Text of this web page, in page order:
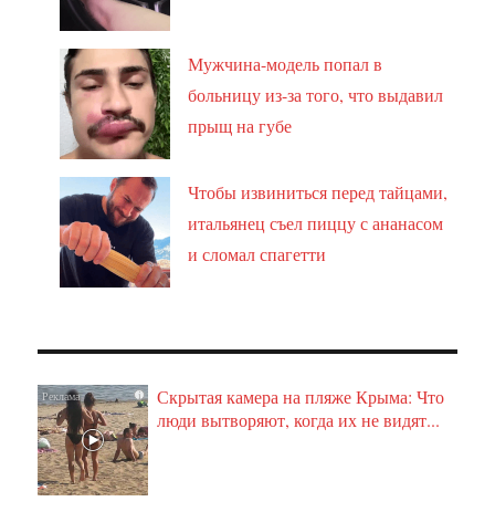
Мужчина-модель попал в
больницу из-за того, что выдавил
прыщ на губе
Чтобы извиниться перед тайцами,
итальянец съел пиццу с ананасом
и сломал спагетти
i
Скрытая камера на пляже Крыма: Что
люди вытворяют, когда их не видят...